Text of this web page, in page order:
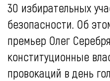
30 избирательных
безопасности. Об
премьер Олег
конституционные
провокаций в день